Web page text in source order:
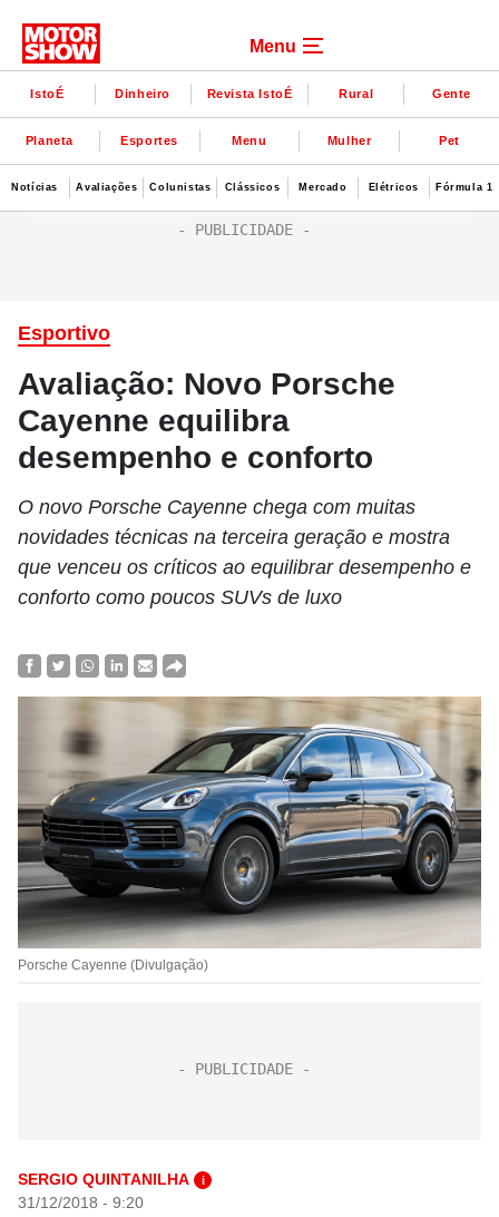
Menu
IstoÉ Dinheiro Revista IstoÉ Rural Gente
Planeta Esportes Menu Mulher Pet
Notícias Avaliações Colunistas Clássicos Mercado Elétricos Fórmula 1
Esportivo
Avaliação: Novo Porsche
Cayenne equilibra
desempenho e conforto
O novo Porsche Cayenne chega com muitas
novidades técnicas na terceira geração e mostra
que venceu os críticos ao equilibrar desempenho e
conforto como poucos SUVs de luxo
Porsche Cayenne (Divulgação)
SERGIO QUINTANILHA i
31/12/2018 - 9:20